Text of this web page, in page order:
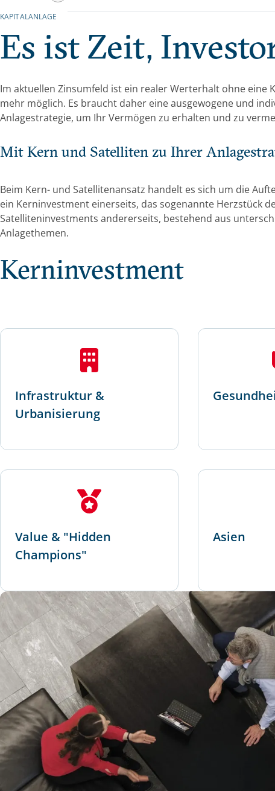
KAPITALANLAGE
Es ist Zeit,
Im aktuellen Zinsumfeld ist ein realer Werterhalt ohne eine
mehr möglich. Es braucht daher eine ausgewogene und
Anlagestrategie, um Ihr Vermögen zu erhalten und zu
Mit Kern und Satelliten zu Ihrer
Beim Kern- und Satellitenansatz handelt es sich um die
ein Kerninvestment einerseits, das sogenannte Herzstück
Satelliteninvestments andererseits, bestehend aus
Anlagethemen.
Kerninvestment
Infrastruktur &
Urbanisierung
Value & "Hidden
Champions"
Asien